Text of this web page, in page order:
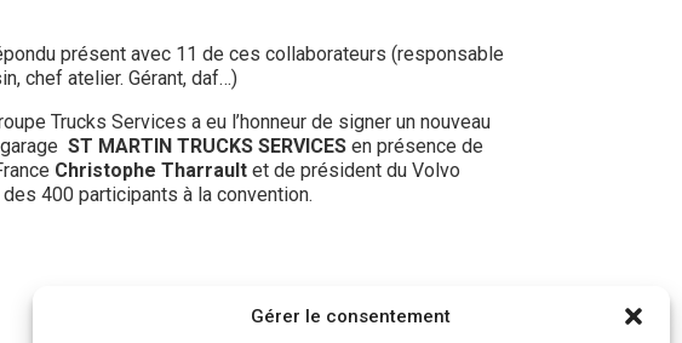
Gérer le consentement
présent avec 11 de ces collaborateurs (responsable
chef atelier. Gérant, daf…)
Trucks Services a eu l’honneur de signer un nouveau
garageST MARTIN TRUCKS SERVICES en présence de
Christophe Tharrault et de président du Volvo
400 participants à la convention.